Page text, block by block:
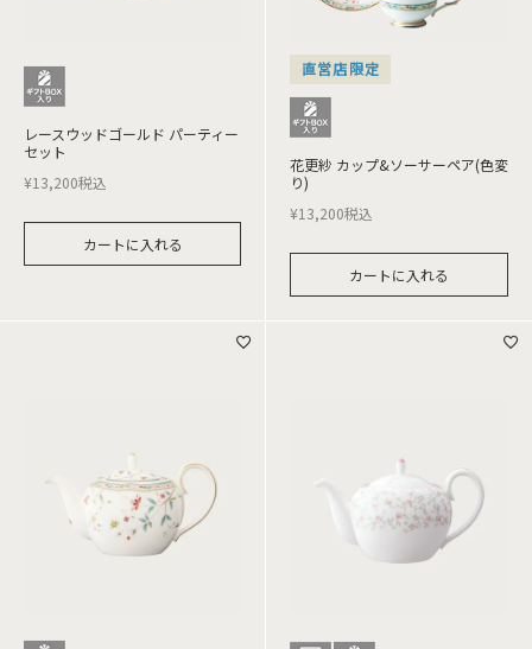
レースウッドゴールド パーティー
セット
¥13,200税込
カートに入れる
直営店限定
花更紗 カップ&ソーサーペア(色変
り)
¥13,200税込
カートに入れる